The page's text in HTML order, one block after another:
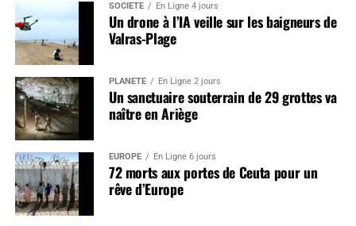
SOCIÉTÉ En Ligne 4 jours
Un drone à l’IA veille sur les baigneurs de
Valras-Plage
PLANÈTE En Ligne 2 jours
Un sanctuaire souterrain de 29 grottes va
naître en Ariège
EUROPE En Ligne 6 jours
72 morts aux portes de Ceuta pour un
rêve d’Europe